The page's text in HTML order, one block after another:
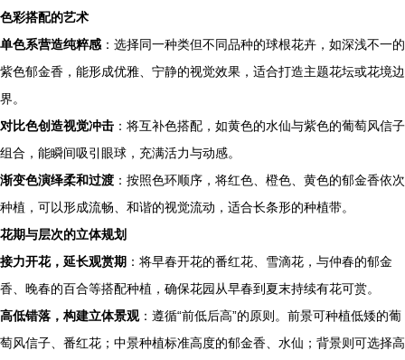
色彩搭配的艺术
单色系营造纯粹感 ：选择同一种类但不同品种的球根花卉，如深浅不一的
紫色郁金香，能形成优雅、宁静的视觉效果，适合打造主题花坛或花境边
界。
对比色创造视觉冲击 ：将互补色搭配，如黄色的水仙与紫色的葡萄风信子
组合，能瞬间吸引眼球，充满活力与动感。
渐变色演绎柔和过渡 ：按照色环顺序，将红色、橙色、黄色的郁金香依次
种植，可以形成流畅、和谐的视觉流动，适合长条形的种植带。
花期与层次的立体规划
接力开花，延长观赏期 ：将早春开花的番红花、雪滴花，与仲春的郁金
香、晚春的百合等搭配种植，确保花园从早春到夏末持续有花可赏。
高低错落，构建立体景观：遵循“前低后高”的原则。前景可种植低矮的葡
萄风信子、番红花；中景种植标准高度的郁金香、水仙；背景则可选择高